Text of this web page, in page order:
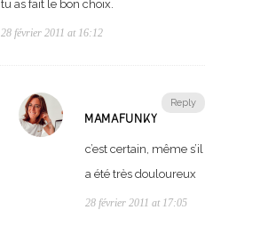
tu as fait le bon choix.
28 février 2011 at 16:12
Reply
MAMAFUNKY
c’est certain, même s’il
a été très douloureux
28 février 2011 at 17:05